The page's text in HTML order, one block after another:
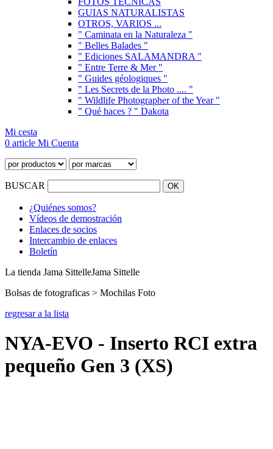
GUIAS NATURALISTAS
OTROS, VARIOS ...
" Caminata en la Naturaleza "
" Belles Balades "
" Ediciones SALAMANDRA "
" Entre Terre & Mer "
" Guides géologiques "
" Les Secrets de la Photo .... "
" Wildlife Photographer of the Year "
" Qué haces ? " Dakota
Mi cesta
0 article Mi Cuenta
BUSCAR
¿Quiénes somos?
Vídeos de demostración
Enlaces de socios
Intercambio de enlaces
Boletín
La tienda Jama SittelleJama Sittelle
Bolsas de fotograficas > Mochilas Foto
regresar a la lista
NYA-EVO - Inserto RCI extra
pequeño Gen 3 (XS)